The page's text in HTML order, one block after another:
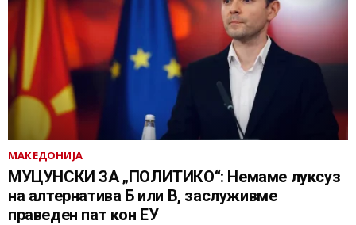
МАКЕДОНИЈА
МУЦУНСКИ ЗА „ПОЛИТИКО“: Немаме луксуз
на алтернатива Б или В, заслуживме
праведен пат кон ЕУ